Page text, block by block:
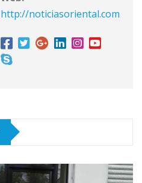
http://noticiasoriental.com